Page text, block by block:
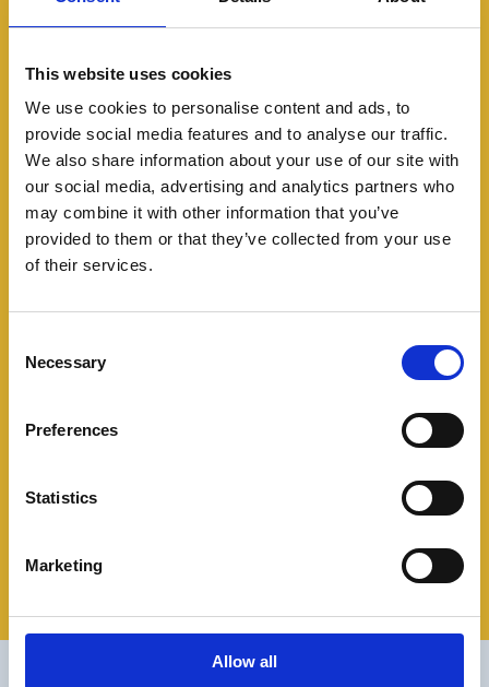
This website uses cookies
We use cookies to personalise content and ads, to
provide social media features and to analyse our traffic.
We also share information about your use of our site with
our social media, advertising and analytics partners who
may combine it with other information that you’ve
provided to them or that they’ve collected from your use
of their services.
Selection
Necessary
Preferences
Statistics
Marketing
Allow all
Gebäudes oder des Gebäudes, in dem sich die versicherten
Sachen befunden haben, oder mit diesem Gebäude baulich
können. Es gilt eine Wartezeit von zwei Wochen ab
Antragsstellung.
den folgenden Kriterien:
als mittelbare und unmittelbare Folge von
infolge von aufsteigendem Grundwasser.
In Deutschland: Risiken in den ZÜRS-Zonen 3 und 4
(Zonierungssystem für Überschwemmung, Rückstau
In Dänemark, Belgien, Frankreich und Luxemburg
In den Niederlanden infolge Hochwasser, Starkregen
Schäden, die innerhalb der Wartezeit entstehen. Diese
beträgt zwei Wochen ab Antragsstellung.